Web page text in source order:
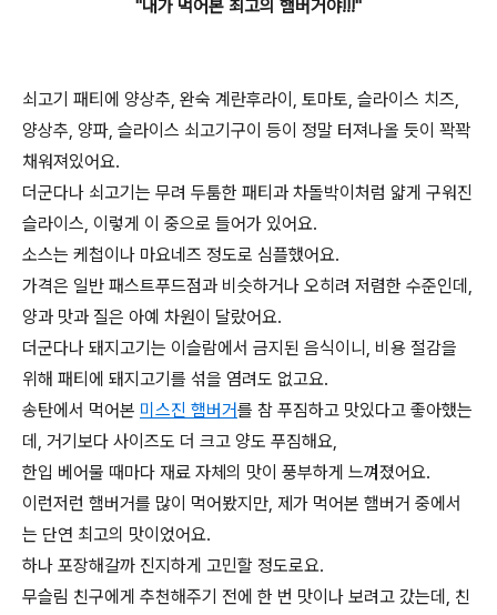
"내가 먹어본 최고의 햄버거야!!!"
쇠고기 패티에 양상추, 완숙 계란후라이, 토마토, 슬라이스 치즈,
양상추, 양파, 슬라이스 쇠고기구이 등이 정말 터져나올 듯이 꽉꽉
채워져있어요.
더군다나 쇠고기는 무려 두툼한 패티과 차돌박이처럼 얇게 구워진
슬라이스, 이렇게 이 중으로 들어가 있어요.
소스는 케첩이나 마요네즈 정도로 심플했어요.
가격은 일반 패스트푸드점과 비슷하거나 오히려 저렴한 수준인데,
양과 맛과 질은 아예 차원이 달랐어요.
더군다나 돼지고기는 이슬람에서 금지된 음식이니, 비용 절감을
위해 패티에 돼지고기를 섞을 염려도 없고요.
송탄에서 먹어본 미스진 햄버거를 참 푸짐하고 맛있다고 좋아했는
데, 거기보다 사이즈도 더 크고 양도 푸짐해요,
한입 베어물 때마다 재료 자체의 맛이 풍부하게 느껴졌어요.
이런저런 햄버거를 많이 먹어봤지만, 제가 먹어본 햄버거 중에서
는 단연 최고의 맛이었어요.
하나 포장해갈까 진지하게 고민할 정도로요.
무슬림 친구에게 추천해주기 전에 한 번 맛이나 보려고 갔는데, 친